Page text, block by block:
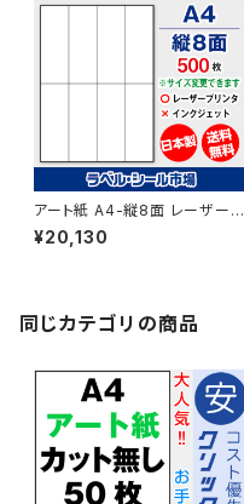
アート紙 A4-縦8面 レーザープ
リンター用ラベルシール 500枚
T4Y2B【日本製】
¥20,130
同じカテゴリの商品